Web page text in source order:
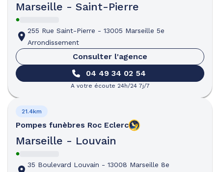
Marseille - Saint-Pierre
255 Rue Saint-Pierre - 13005 Marseille 5e
Arrondissement
Consulter l'agence
04 49 34 02 54
A votre écoute 24h/24 7j/7
Pompes funèbres Roc Eclerc
Marseille - Louvain
21.4km
35 Boulevard Louvain - 13008 Marseille 8e